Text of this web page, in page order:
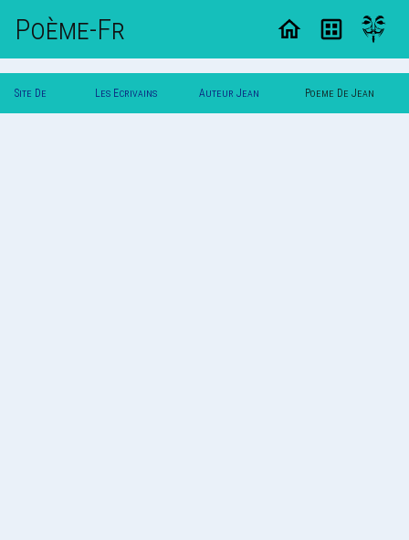
Poème-Fr
Site De Les Ecrivains Auteur Jean Poeme De Jean